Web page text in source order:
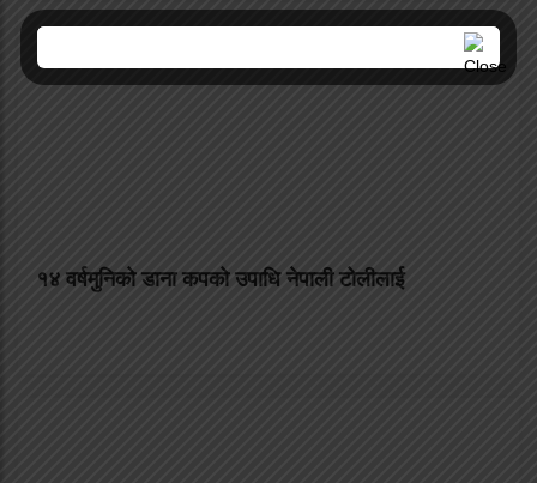
१४ वर्षमुनिको डाना कपको उपाधि नेपाली टोलीलाई